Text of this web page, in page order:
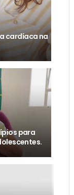
cardíaca na
para